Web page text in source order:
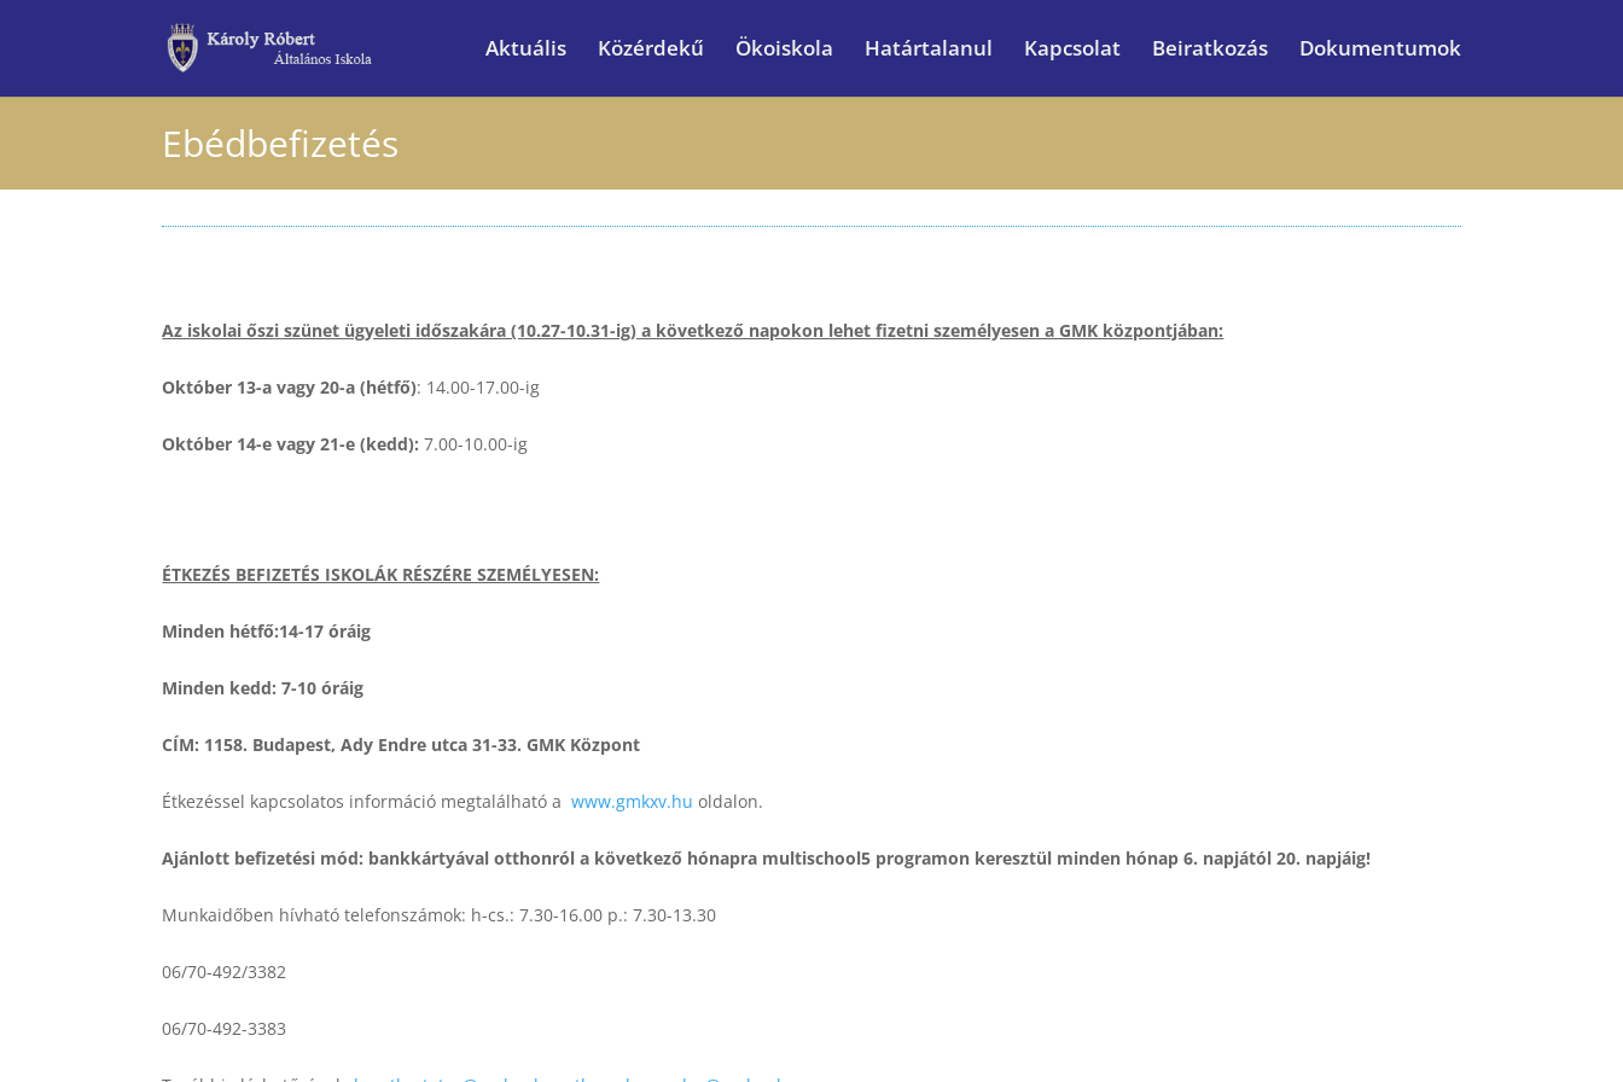
Aktuális Közérdekű Ökoiskola Határtalanul Kapcsolat Beiratkozás Dokumentumok
Ebédbefizetés
Az iskolai őszi szünet ügyeleti időszakára (10.27-10.31-ig) a következő napokon lehet fizetni személyesen a GMK központjában:
Október 13-a vagy 20-a (hétfő): 14.00-17.00-ig
Október 14-e vagy 21-e (kedd): 7.00-10.00-ig
ÉTKEZÉS BEFIZETÉS ISKOLÁK RÉSZÉRE SZEMÉLYESEN:
Minden hétfő:14-17 óráig
Minden kedd: 7-10 óráig
CÍM: 1158. Budapest, Ady Endre utca 31-33. GMK Központ
Étkezéssel kapcsolatos információ megtalálható awww.gmkxv.hu oldalon.
Ajánlott befizetési mód: bankkártyával otthonról a következő hónapra multischool5 programon keresztül minden hónap 6. napjától 20. napjáig!
Munkaidőben hívható telefonszámok: h-cs.: 7.30-16.00 p.: 7.30-13.30
06/70-492/3382
06/70-492-3383